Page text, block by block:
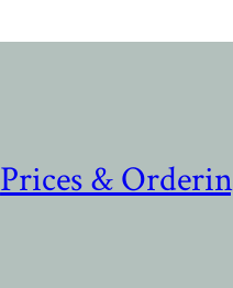
Prices &